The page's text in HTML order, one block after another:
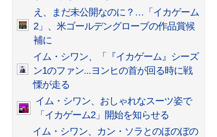
え、まだ未公開なのに？…「イカゲーム
2」、米ゴールデングローブの作品賞候
補に
イム・シワン、「『イカゲーム』シーズ
ン1のファン...ヨンヒの首が回る時に戦
慄が走る
イム・シワン、おしゃれなスーツ姿で
「イカゲーム2」開始を知らせる
イム・シワン、カン・ソラとのほのぼの